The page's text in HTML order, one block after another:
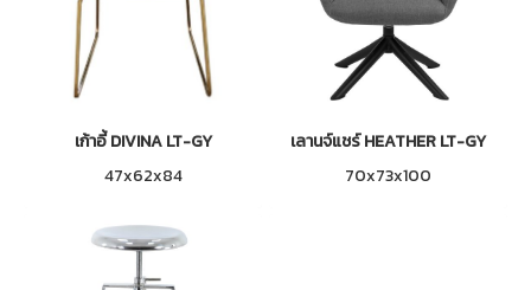
เก้าอี้ DIVINA LT-GY
47x62x84
เลานจ์แชร์ HEATHER LT-GY
70x73x100